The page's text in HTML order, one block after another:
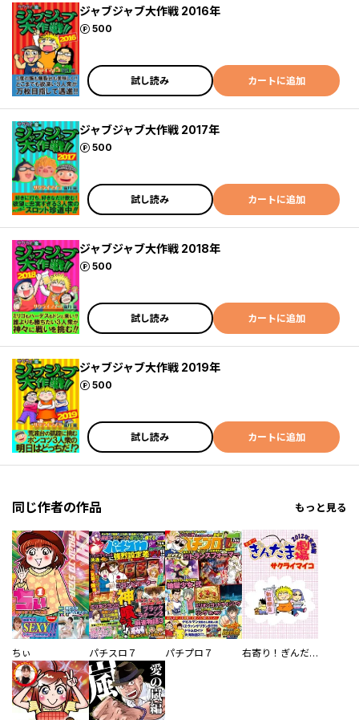
ジャブジャブ大作戦 2016年
500
ポイント
試し読み カートに追加
ジャブジャブ大作戦 2017年
500
ポイント
試し読み カートに追加
ジャブジャブ大作戦 2018年
500
ポイント
試し読み カートに追加
ジャブジャブ大作戦 2019年
500
ポイント
試し読み カートに追加
同じ作者の作品 もっと見る
ちぃ パチスロ７ パチプロ７ 右寄り！ぎんだま劇場